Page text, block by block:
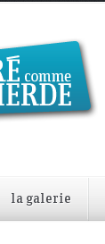
la galerie